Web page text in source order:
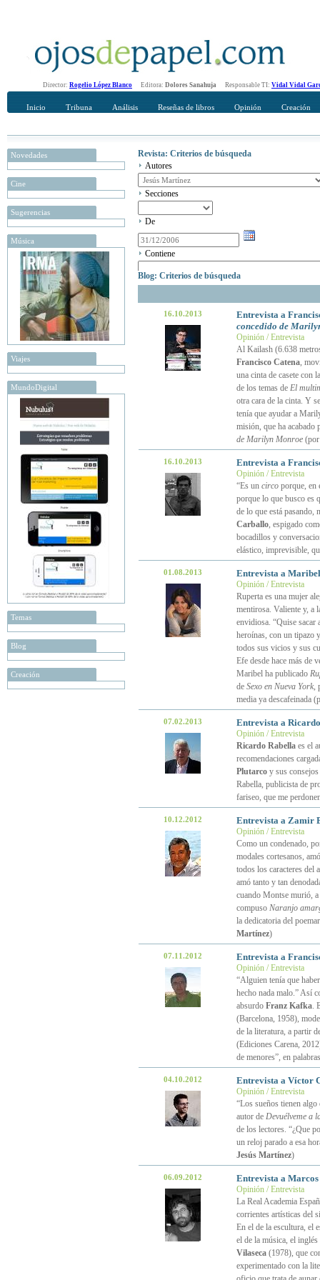
Director: Rogelio López Blanco Editora: Dolores Sanahuja Responsable TI: Vidal Vidal
Inicio Tribuna Análisis Reseñas de libros Opinión Creación
Novedades
Cine
Sugerencias
Música
Viajes
MundoDigital
Temas
Blog
Creación
Revista: Criterios de búsqueda
Autores
Secciones
De
Contiene
Blog: Criterios de búsqueda
16.10.2013
Entrevista a
concedido de
Opinión / Entrevista
Al Kailash (6.638
Francisco Catena,
una cinta de casete con
de los temas de El
otra cara de la cinta. Y
tenía que ayudar a
misión, que ha
de Marilyn Monroe
16.10.2013 Entrevista a
Opinión / Entrevista
“Es un circoporque, en
porque lo que busco es
de lo que está pasando,
Carballo, espigado
bocadillos y
elástico, imprevisible,
01.08.2013 Entrevista a
Opinión / Entrevista
Ruperta es una mujer
mentirosa. Valiente y, a
envidiosa. “Quise sacar
heroínas, con un tipazo
todos sus vicios y sus
Efe desde hace más de
Maribel ha publicado
de Sexo en Nueva York,
media ya descafeinada
07.02.2013 Entrevista a
Opinión / Entrevista
Ricardo Rabellaes el
recomendaciones
Plutarcoy sus consejos
Rabella, publicista de
fariseo, que me
10.12.2012 Entrevista a Zamir
Opinión / Entrevista
Como un condenado,
modales cortesanos,
todos los caracteres del
amó tanto y tan
cuando Montse murió,
compuso Naranjo
la dedicatoria del
Martínez)
07.11.2012 Entrevista a
Opinión / Entrevista
“Alguien tenía que
hecho nada malo.” Así
absurdo Franz Kafka.
(Barcelona, 1958),
de la literatura, a partir
(Ediciones Carena,
de menores”, en
04.10.2012 Entrevista a Víctor
Opinión / Entrevista
“Los sueños tienen
autor de Devuélveme a
de los lectores. “¿Que
un reloj parado a esa
Jesús Martínez)
06.09.2012 Entrevista a
Opinión / Entrevista
La Real Academia
corrientes artísticas del
En el de la escultura, el
el de la música, el inglés
Vilaseca(1978), que
experimentado con la